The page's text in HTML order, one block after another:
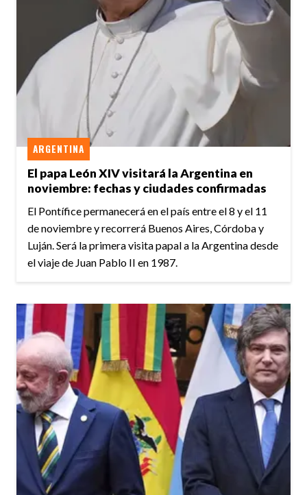
El papa León XIV visitará la Argentina en
noviembre: fechas y ciudades confirmadas
ARGENTINA
El Pontífice permanecerá en el país entre el 8 y el 11
de noviembre y recorrerá Buenos Aires, Córdoba y
Luján. Será la primera visita papal a la Argentina desde
el viaje de Juan Pablo II en 1987.